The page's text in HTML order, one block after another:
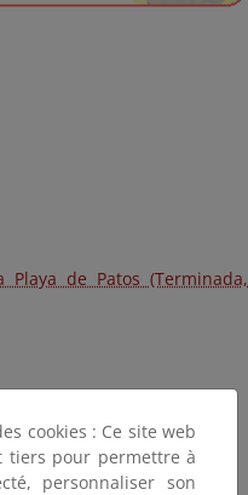
de Patos (Terminada,
cookies : Ce site web
tiers pour permettre à
personnaliser son